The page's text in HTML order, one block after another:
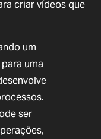
criar vídeos que
um
uma
ser